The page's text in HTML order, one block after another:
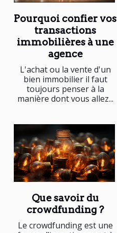
Pourquoi confier vos
transactions
immobilières à une
agence
L'achat ou la vente d'un
bien immobilier il faut
toujours penser à la
manière dont vous allez...
Que savoir du
crowdfunding ?
Le crowdfunding est une